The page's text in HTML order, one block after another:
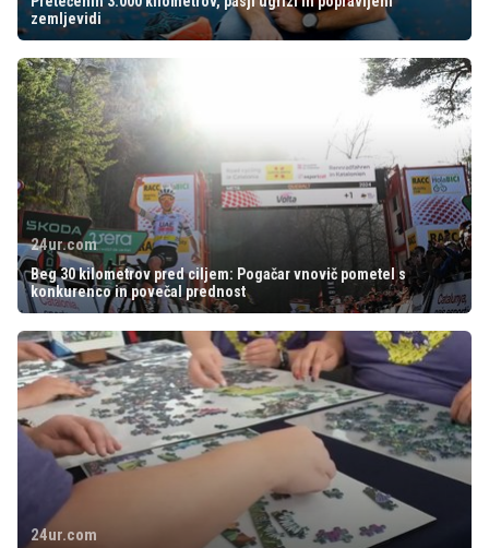
zemljevidi
24ur.com
Beg 30 kilometrov pred ciljem: Pogačar vnovič pometel s
konkurenco in povečal prednost
24ur.com